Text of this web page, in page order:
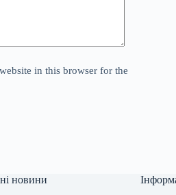
in this browser for the
новини